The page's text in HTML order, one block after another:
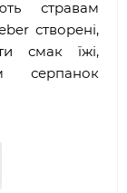
стравам
створені,
смак їжі,
серпанок